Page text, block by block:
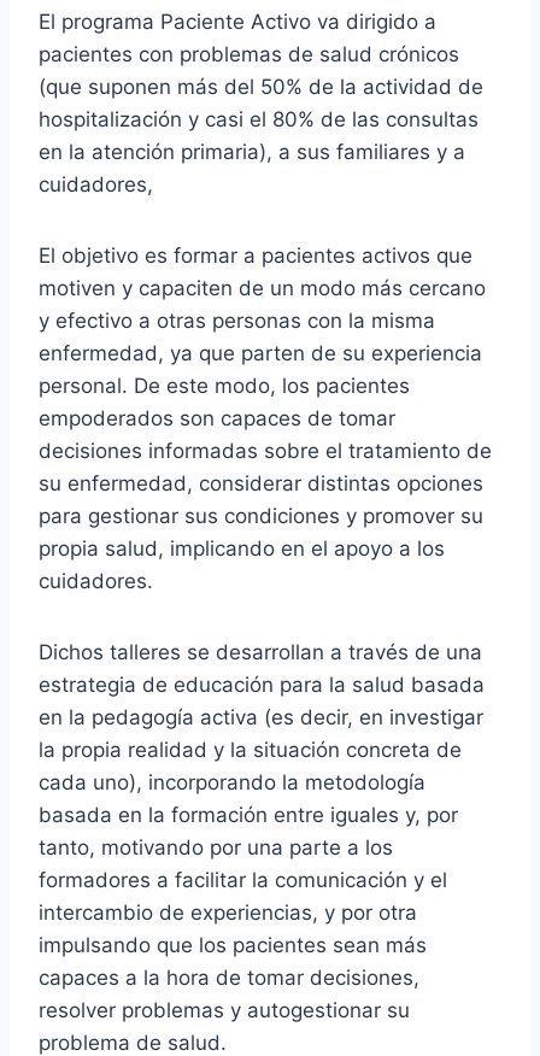
El programa Paciente Activo va dirigido a
pacientes con problemas de salud crónicos
(que suponen más del 50% de la actividad de
hospitalización y casi el 80% de las consultas
en la atención primaria), a sus familiares y a
cuidadores,
El objetivo es formar a pacientes activos que
motiven y capaciten de un modo más cercano
y efectivo a otras personas con la misma
enfermedad, ya que parten de su experiencia
personal. De este modo, los pacientes
empoderados son capaces de tomar
decisiones informadas sobre el tratamiento de
su enfermedad, considerar distintas opciones
para gestionar sus condiciones y promover su
propia salud, implicando en el apoyo a los
cuidadores.
Dichos talleres se desarrollan a través de una
estrategia de educación para la salud basada
en la pedagogía activa (es decir, en investigar
la propia realidad y la situación concreta de
cada uno), incorporando la metodología
basada en la formación entre iguales y, por
tanto, motivando por una parte a los
formadores a facilitar la comunicación y el
intercambio de experiencias, y por otra
impulsando que los pacientes sean más
capaces a la hora de tomar decisiones,
resolver problemas y autogestionar su
problema de salud.